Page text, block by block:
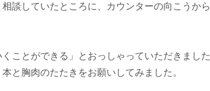
談していたところに、カウンターの向こうから
ことができる」とおっしゃっていただきました
と胸肉のたたきをお願いしてみました。